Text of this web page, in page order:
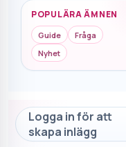
POPULÄRA ÄMNEN
Guide
Fråga
Nyhet
Logga in för att
skapa inlägg